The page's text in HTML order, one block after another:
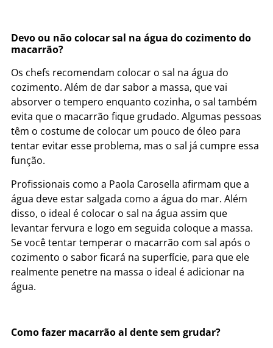
Devo ou não colocar sal na água do cozimento do
macarrão?
Os chefs recomendam colocar o sal na água do
cozimento. Além de dar sabor a massa, que vai
absorver o tempero enquanto cozinha, o sal também
evita que o macarrão fique grudado. Algumas pessoas
têm o costume de colocar um pouco de óleo para
tentar evitar esse problema, mas o sal já cumpre essa
função.
Profissionais como a Paola Carosella afirmam que a
água deve estar salgada como a água do mar. Além
disso, o ideal é colocar o sal na água assim que
levantar fervura e logo em seguida coloque a massa.
Se você tentar temperar o macarrão com sal após o
cozimento o sabor ficará na superfície, para que ele
realmente penetre na massa o ideal é adicionar na
água.
Como fazer macarrão al dente sem grudar?